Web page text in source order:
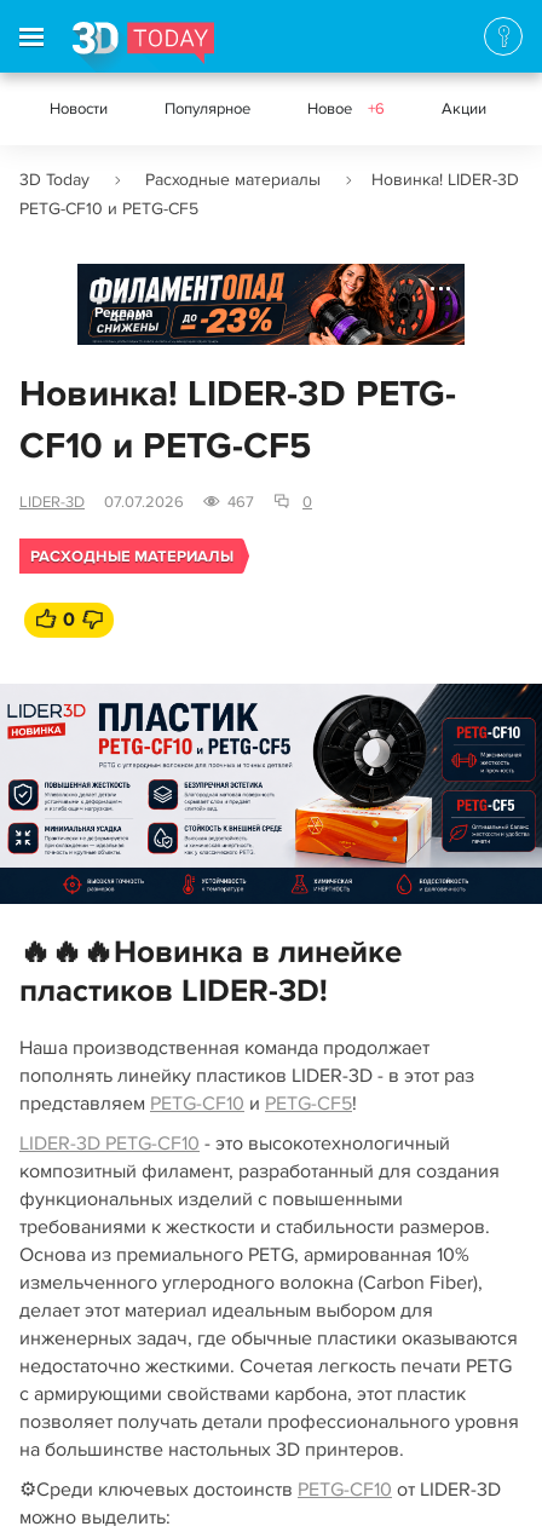
Новости Популярное Новое +6 Акции
3D Today Расходные материалы
Новинка! LIDER-3D
PETG-CF10 и PETG-CF5
Реклама
Новинка! LIDER-3D PETG-
CF10 и PETG-CF5
LIDER-3D 07.07.2026 467 0
РАСХОДНЫЕ МАТЕРИАЛЫ
0
🔥🔥🔥Новинка в линейке
пластиков LIDER-3D!
Наша производственная команда продолжает
пополнять линейку пластиков LIDER-3D - в этот раз
представляем PETG-CF10 и PETG-CF5!
LIDER-3D PETG-CF10 - это высокотехнологичный
композитный филамент, разработанный для создания
функциональных изделий с повышенными
требованиями к жесткости и стабильности размеров.
Основа из премиального PETG, армированная 10%
измельченного углеродного волокна (Carbon Fiber),
делает этот материал идеальным выбором для
инженерных задач, где обычные пластики оказываются
недостаточно жесткими. Сочетая легкость печати PETG
с армирующими свойствами карбона, этот пластик
позволяет получать детали профессионального уровня
на большинстве настольных 3D принтеров.
⚙️Среди ключевых достоинств PETG-CF10 от LIDER-3D
можно выделить: